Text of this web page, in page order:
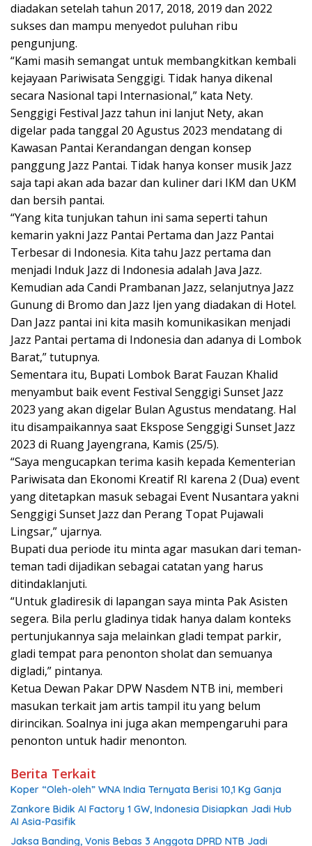
diadakan setelah tahun 2017, 2018, 2019 dan 2022
sukses dan mampu menyedot puluhan ribu
pengunjung.
“Kami masih semangat untuk membangkitkan kembali
kejayaan Pariwisata Senggigi. Tidak hanya dikenal
secara Nasional tapi Internasional,” kata Nety.
Senggigi Festival Jazz tahun ini lanjut Nety, akan
digelar pada tanggal 20 Agustus 2023 mendatang di
Kawasan Pantai Kerandangan dengan konsep
panggung Jazz Pantai. Tidak hanya konser musik Jazz
saja tapi akan ada bazar dan kuliner dari IKM dan UKM
dan bersih pantai.
“Yang kita tunjukan tahun ini sama seperti tahun
kemarin yakni Jazz Pantai Pertama dan Jazz Pantai
Terbesar di Indonesia. Kita tahu Jazz pertama dan
menjadi Induk Jazz di Indonesia adalah Java Jazz.
Kemudian ada Candi Prambanan Jazz, selanjutnya Jazz
Gunung di Bromo dan Jazz Ijen yang diadakan di Hotel.
Dan Jazz pantai ini kita masih komunikasikan menjadi
Jazz Pantai pertama di Indonesia dan adanya di Lombok
Barat,” tutupnya.
Sementara itu, Bupati Lombok Barat Fauzan Khalid
menyambut baik event Festival Senggigi Sunset Jazz
2023 yang akan digelar Bulan Agustus mendatang. Hal
itu disampaikannya saat Ekspose Senggigi Sunset Jazz
2023 di Ruang Jayengrana, Kamis (25/5).
“Saya mengucapkan terima kasih kepada Kementerian
Pariwisata dan Ekonomi Kreatif RI karena 2 (Dua) event
yang ditetapkan masuk sebagai Event Nusantara yakni
Senggigi Sunset Jazz dan Perang Topat Pujawali
Lingsar,” ujarnya.
Bupati dua periode itu minta agar masukan dari teman-
teman tadi dijadikan sebagai catatan yang harus
ditindaklanjuti.
“Untuk gladiresik di lapangan saya minta Pak Asisten
segera. Bila perlu gladinya tidak hanya dalam konteks
pertunjukannya saja melainkan gladi tempat parkir,
gladi tempat para penonton sholat dan semuanya
digladi,” pintanya.
Ketua Dewan Pakar DPW Nasdem NTB ini, memberi
masukan terkait jam artis tampil itu yang belum
dirincikan. Soalnya ini juga akan mempengaruhi para
penonton untuk hadir menonton.
Berita Terkait
Koper “Oleh-oleh” WNA India Ternyata Berisi 10,1 Kg Ganja
Zankore Bidik AI Factory 1 GW, Indonesia Disiapkan Jadi Hub
AI Asia-Pasifik
Jaksa Banding, Vonis Bebas 3 Anggota DPRD NTB Jadi